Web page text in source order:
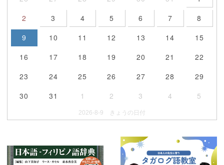
2
3 4 5 6 7
8
9
10 11 12 13 14
15
16
17 18 19 20 21
22
23
24 25 26 27 28
29
30
31 1 2 3 4 5
2026-8-9 きょうの日付